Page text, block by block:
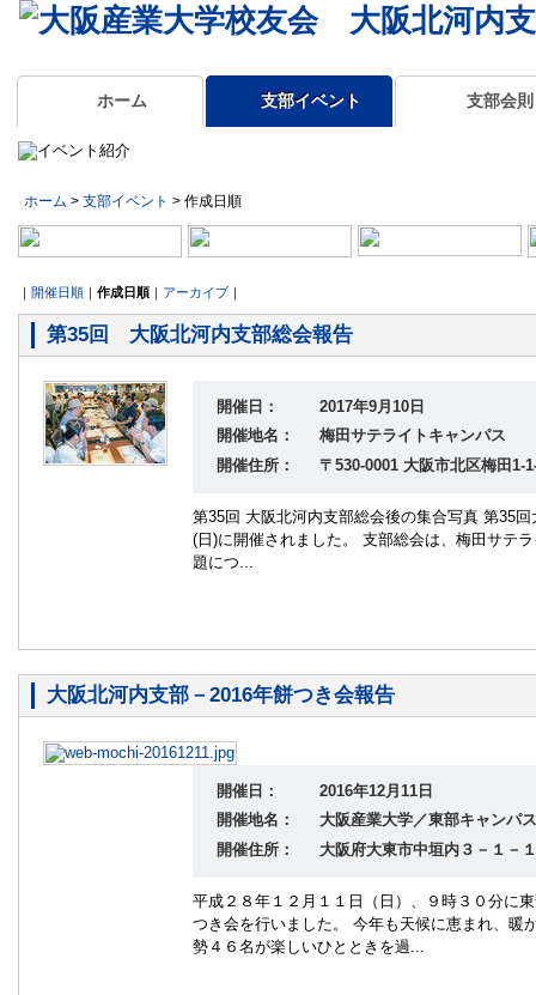
ホーム 支部イベント 支部会則
ホーム > 支部イベント > 作成日順
｜ 開催日順｜ 作成日順｜ アーカイブ｜
第35回 大阪北河内支部総会報告
開催日：
2017年9月10日
開催地名：
梅田サテライトキャンパス
開催住所：
〒530-0001 大阪市北区梅田1-
第35回 大阪北河内支部総会後の集合写真 第35
(日)に開催されました。 支部総会は、梅田サテ
題につ...
大阪北河内支部－2016年餅つき会報告
開催日：
2016年12月11日
開催地名：
大阪産業大学／東部キャンパ
開催住所：
大阪府大東市中垣内３－１－
平成２８年１２月１１日（日）、９時３０分に
つき会を行いました。 今年も天候に恵まれ、暖
勢４６名が楽しいひとときを過...